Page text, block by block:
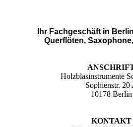
Ihr Fachgeschäft in
Querflöten,
Holzblasinstrumente
Sophienstr. 20
10178 Berlin
KONTAKT